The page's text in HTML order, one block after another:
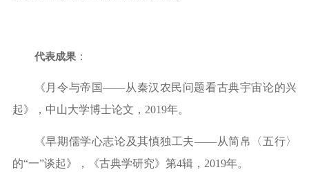
代表成果 ：
《月令与帝国——从秦汉农民问题看古典宇宙论的兴
起》，中山大学博士论文，2019年。
《早期儒学心志论及其慎独工夫——从简帛〈五行〉
的“一”谈起》，《古典学研究》第4辑，2019年。